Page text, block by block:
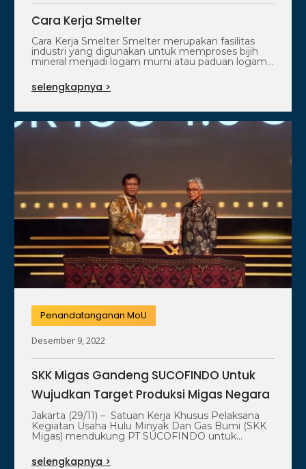
Cara Kerja Smelter
Cara Kerja Smelter Smelter merupakan fasilitas
industri yang digunakan untuk memproses bijih
mineral menjadi logam murni atau paduan logam.
selengkapnya >
Penandatanganan MoU
Desember 9, 2022
SKK Migas Gandeng SUCOFINDO Untuk
Wujudkan Target Produksi Migas Negara
Jakarta (29/11) – Satuan Kerja Khusus Pelaksana
Kegiatan Usaha Hulu Minyak Dan Gas Bumi (SKK
Migas) mendukung PT SUCOFINDO untuk…
selengkapnya >